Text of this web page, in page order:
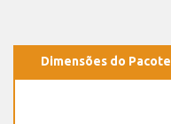
Dimensões do Pacote